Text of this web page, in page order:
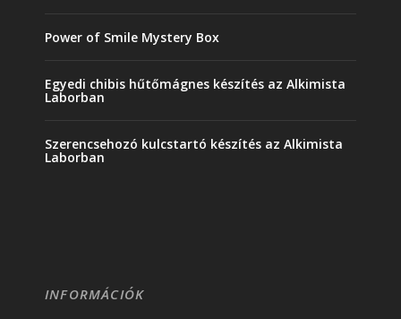
Power of Smile Mystery Box
Egyedi chibis hűtőmágnes készítés az Alkimista
Laborban
Szerencsehozó kulcstartó készítés az Alkimista
Laborban
INFORMÁCIÓK